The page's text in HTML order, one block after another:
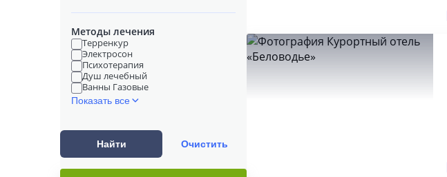
Методы лечения
Терренкур
Электросон
Психотерапия
Душ лечебный
Ванны Газовые
Показать все
Найти Очистить